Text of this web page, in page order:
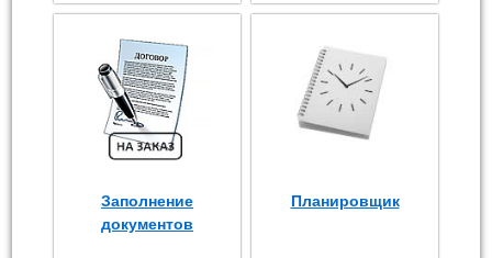
Заполнение
документов
Планировщик